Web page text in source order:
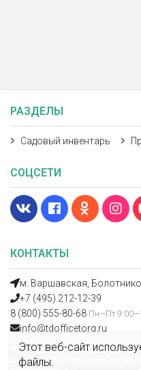
Этот веб-сайт
файлы.
КОНТАКТЫ
м. Варшавская,
+7 (495) 212-12-39
8 (800) 555-80-68 Пн—Пт
info@tdofficetorg.ru
Мы получаем и обрабатываем
соответствии с
РАЗДЕЛЫ
Садовый инвентарь
СОЦСЕТИ